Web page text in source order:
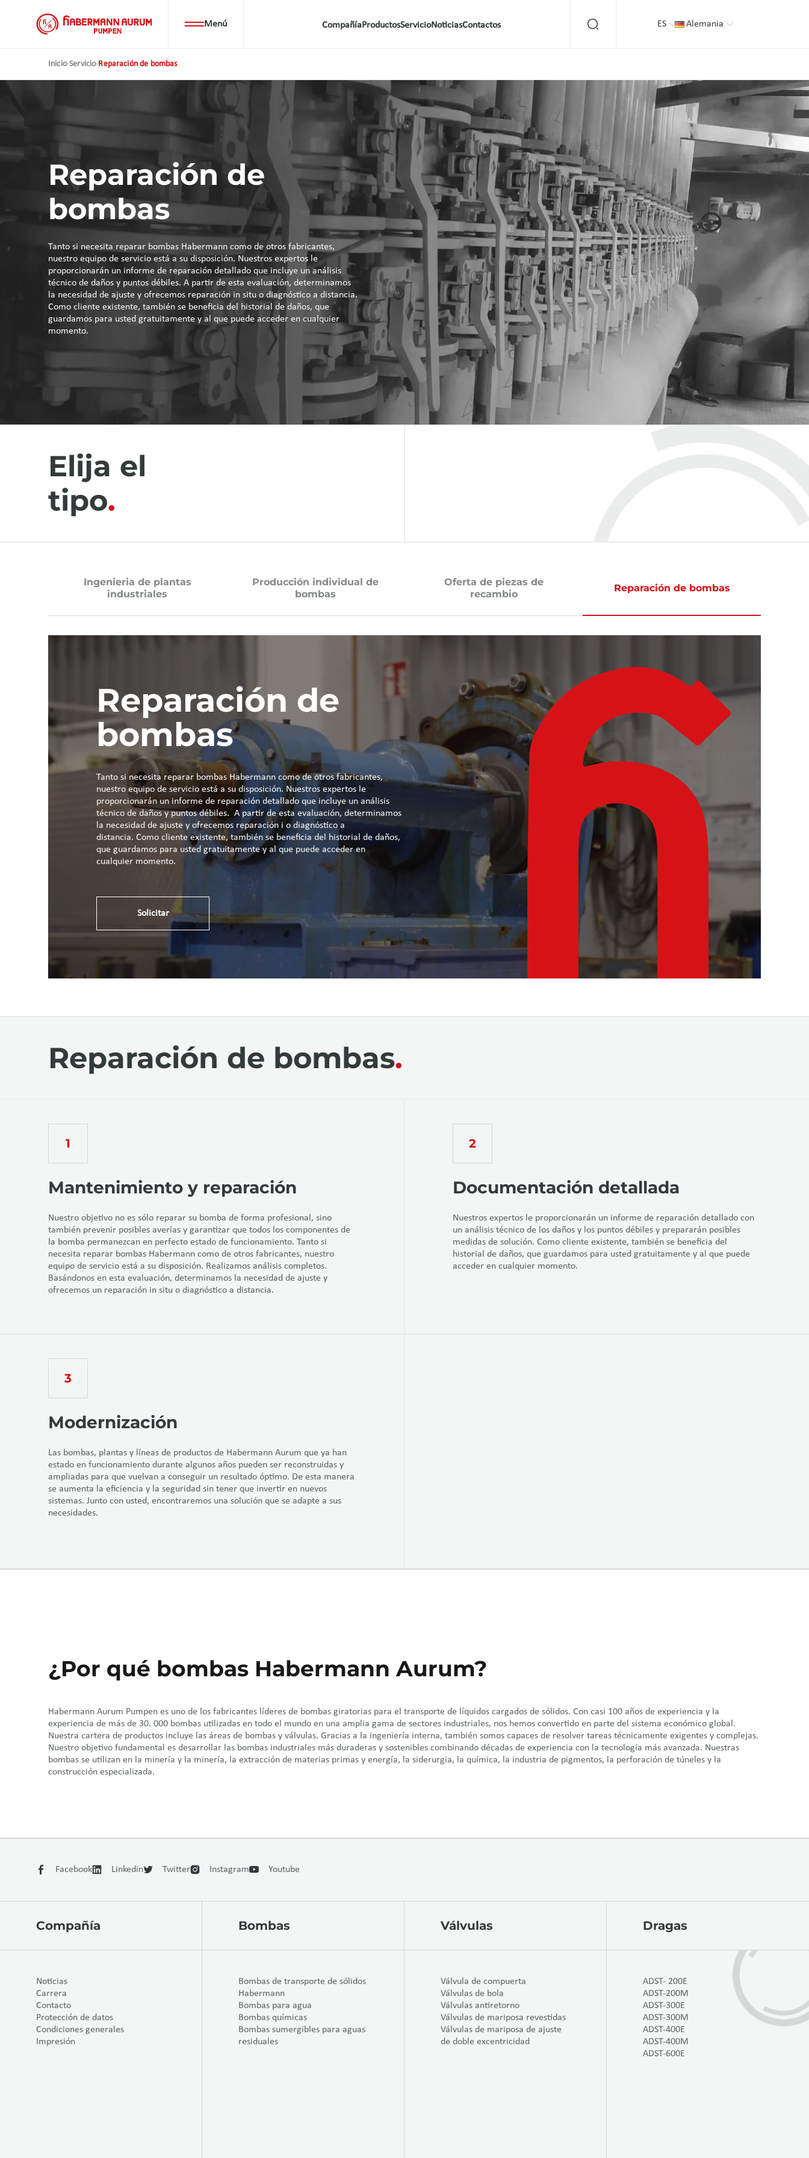
contenido
Menú CompañíaProductosServicioNoticiasContactos ES Alemania
Inicio·Servicio·Reparación de bombas
Reparación de
bombas
Tanto si necesita reparar bombas Habermann como de otros fabricantes,
nuestro equipo de servicio está a su disposición. Nuestros expertos le
proporcionarán un informe de reparación detallado que incluye un análisis
técnico de daños y puntos débiles. A partir de esta evaluación, determinamos
la necesidad de ajuste y ofrecemos reparación in situ o diagnóstico a distancia.
Como cliente existente, también se beneficia del historial de daños, que
guardamos para usted gratuitamente y al que puede acceder en cualquier
momento.
Elija el
tipo
Ingenieria de plantas
industriales
Producción individual de
bombas
Oferta de piezas de
recambio
Reparación de bombas
Reparación de
bombas
Tanto si necesita reparar bombas Habermann como de otros fabricantes,
nuestro equipo de servicio está a su disposición. Nuestros expertos le
proporcionarán un informe de reparación detallado que incluye un análisis
técnico de daños y puntos débiles. A partir de esta evaluación, determinamos
la necesidad de ajuste y ofrecemos reparación i o diagnóstico a
distancia. Como cliente existente, también se beneficia del historial de daños,
que guardamos para usted gratuitamente y al que puede acceder en
cualquier momento.
Solicitar
Reparación de bombas
Mantenimiento y reparación
Nuestro objetivo no es sólo reparar su bomba de forma profesional, sino
también prevenir posibles averías y garantizar que todos los componentes de
la bomba permanezcan en perfecto estado de funcionamiento. Tanto si
necesita reparar bombas Habermann como de otros fabricantes, nuestro
equipo de servicio está a su disposición. Realizamos análisis completos.
Basándonos en esta evaluación, determinamos la necesidad de ajuste y
ofrecemos un reparación in situ o diagnóstico a distancia.
Documentación detallada
Nuestros expertos le proporcionarán un informe de reparación detallado con
un análisis técnico de los daños y los puntos débiles y prepararán posibles
medidas de solución. Como cliente existente, también se beneficia del
historial de daños, que guardamos para usted gratuitamente y al que puede
acceder en cualquier momento.
Modernización
Las bombas, plantas y líneas de productos de Habermann Aurum que ya han
estado en funcionamiento durante algunos años pueden ser reconstruidas y
ampliadas para que vuelvan a conseguir un resultado óptimo. De esta manera
se aumenta la eficiencia y la seguridad sin tener que invertir en nuevos
sistemas. Junto con usted, encontraremos una solución que se adapte a sus
necesidades.
¿Por qué bombas Habermann Aurum?
Habermann Aurum Pumpen es uno de los fabricantes líderes de bombas giratorias para el transporte de líquidos cargados de sólidos. Con casi 100 años de experiencia y la
experiencia de más de 30. 000 bombas utilizadas en todo el mundo en una amplia gama de sectores industriales, nos hemos convertido en parte del sistema económico global.
Nuestra cartera de productos incluye las áreas de bombas y válvulas. Gracias a la ingeniería interna, también somos capaces de resolver tareas técnicamente exigentes y complejas.
Nuestro objetivo fundamental es desarrollar las bombas industriales más duraderas y sostenibles combinando décadas de experiencia con la tecnología más avanzada. Nuestras
bombas se utilizan en la minería y la minería, la extracción de materias primas y energía, la siderurgia, la química, la industria de pigmentos, la perforación de túneles y la
construcción especializada.
Facebook Linkedin Twitter Instagram Youtube
Compañía
Noticias
Carrera
Contacto
Protección de datos
Condiciones generales
Impresión
Bombas
Bombas de transporte de sólidos
Habermann
Bombas para agua
Bombas químicas
Bombas sumergibles para aguas
residuales
Válvulas
Válvula de compuerta
Válvulas de bola
Válvulas antiretorno
Válvulas de mariposa revestidas
Válvulas de mariposa de ajuste
de doble excentricidad
Dragas
ADST- 200E
ADST-200M
ADST-300E
ADST-300M
ADST-400E
ADST-400M
ADST-600E